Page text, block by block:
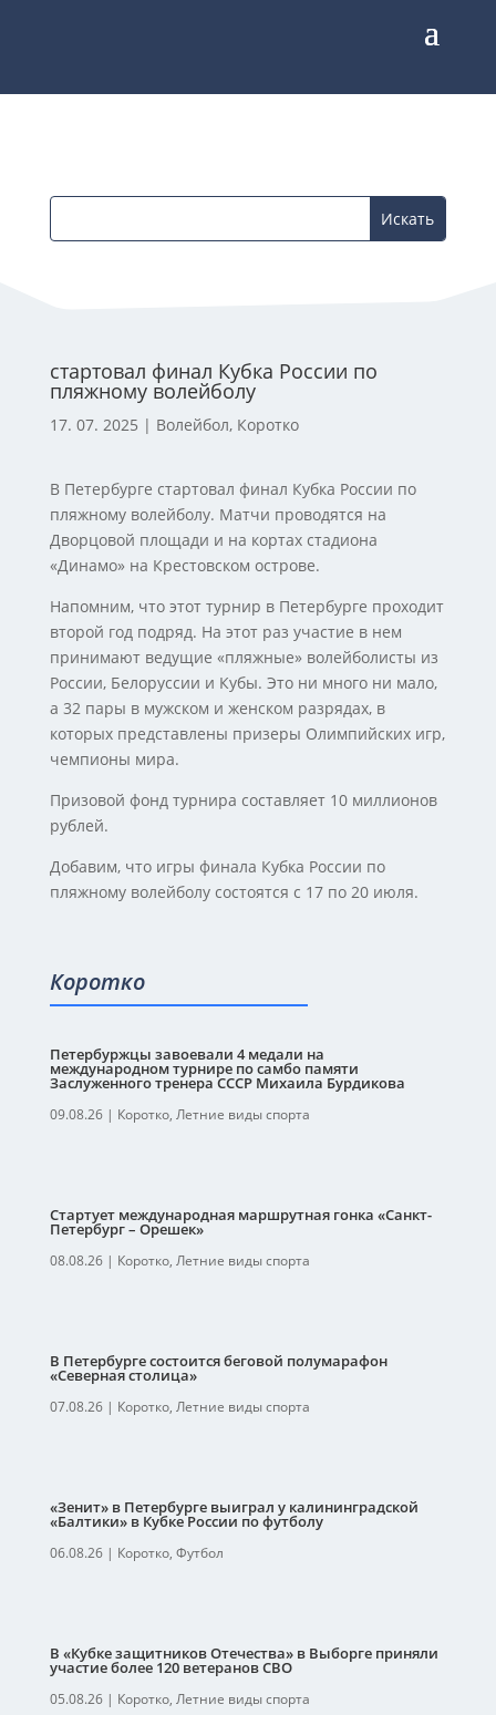
стартовал финал Кубка России по
пляжному волейболу
17. 07. 2025 | Волейбол, Коротко
В Петербурге стартовал финал Кубка России по
пляжному волейболу. Матчи проводятся на
Дворцовой площади и на кортах стадиона
«Динамо» на Крестовском острове.
Напомним, что этот турнир в Петербурге проходит
второй год подряд. На этот раз участие в нем
принимают ведущие «пляжные» волейболисты из
России, Белоруссии и Кубы. Это ни много ни мало,
а 32 пары в мужском и женском разрядах, в
которых представлены призеры Олимпийских игр,
чемпионы мира.
Призовой фонд турнира составляет 10 миллионов
рублей.
Добавим, что игры финала Кубка России по
пляжному волейболу состоятся с 17 по 20 июля.
Коротко
Петербуржцы завоевали 4 медали на
международном турнире по самбо памяти
Заслуженного тренера СССР Михаила Бурдикова
09.08.26| Коротко, Летние виды спорта
Стартует международная маршрутная гонка «Санкт-
Петербург – Орешек»
08.08.26| Коротко, Летние виды спорта
В Петербурге состоится беговой полумарафон
«Северная столица»
07.08.26| Коротко, Летние виды спорта
«Зенит» в Петербурге выиграл у калининградской
«Балтики» в Кубке России по футболу
06.08.26| Коротко, Футбол
В «Кубке защитников Отечества» в Выборге приняли
участие более 120 ветеранов СВО
05.08.26| Коротко, Летние виды спорта